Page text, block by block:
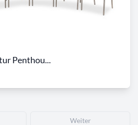
Penthou...
Weiter